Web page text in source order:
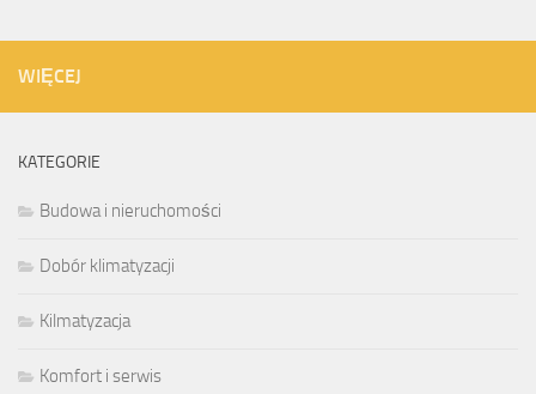
WIĘCEJ
KATEGORIE
Budowa i nieruchomości
Dobór klimatyzacji
Kilmatyzacja
Komfort i serwis